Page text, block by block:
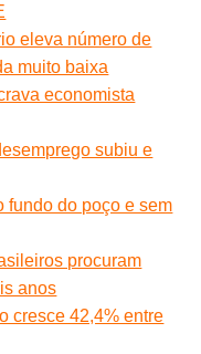
eleva número de
muito baixa
economista
subiu e
fundo do poço e sem
procuram
anos
cresce 42,4% entre